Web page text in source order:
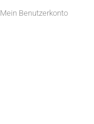
Mein Benutzerkonto